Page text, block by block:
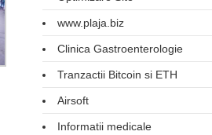
www.plaja.biz
Clinica Gastroenterologie
Tranzactii Bitcoin si ETH
Airsoft
Informatii medicale